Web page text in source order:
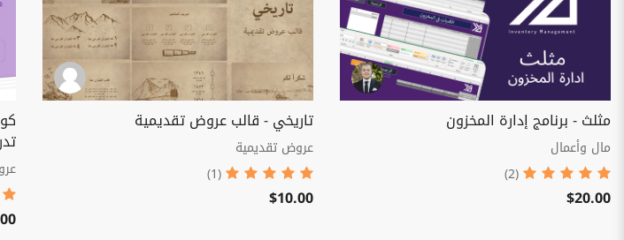
مثلث - برنامج إدارة المخزون
مال وأعمال
(2)
$20.00
تاريخي - قالب عروض تقديمية
عروض تقديمية
(1)
$10.00